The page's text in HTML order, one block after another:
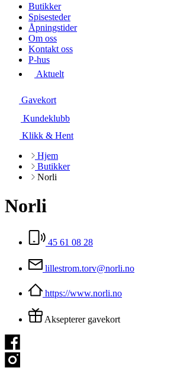
Butikker
Spisesteder
Åpningstider
Om oss
Kontakt oss
P-hus
Aktuelt
Gavekort
Kundeklubb
Klikk & Hent
Hjem
Butikker
Norli
Norli
45 61 08 28
lillestrom.torv@norli.no
https://www.norli.no
Aksepterer gavekort